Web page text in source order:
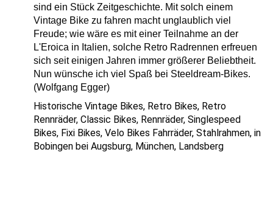
sind ein Stück Zeitgeschichte. Mit solch einem
Vintage Bike zu fahren macht unglaublich viel
Freude; wie wäre es mit einer Teilnahme an der
L'Eroica in Italien, solche Retro Radrennen erfreuen
sich seit einigen Jahren immer größerer Beliebtheit.
Nun wünsche ich viel Spaß bei Steeldream-Bikes.
(Wolfgang Egger)
Historische Vintage Bikes, Retro Bikes, Retro
Rennräder, Classic Bikes, Rennräder, Singlespeed
Bikes, Fixi Bikes, Velo Bikes Fahrräder, Stahlrahmen, in
Bobingen bei Augsburg, München, Landsberg